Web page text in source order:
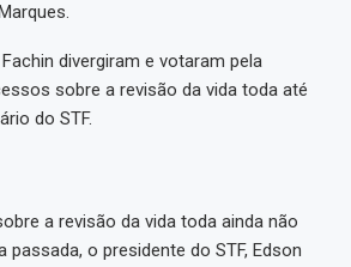
divergiram e votaram pela
sobre a revisão da vida toda até
do STF.
a revisão da vida toda ainda não
passada, o presidente do STF, Edson